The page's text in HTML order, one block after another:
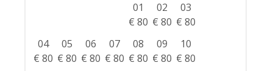
01
€ 80
02
€ 80
03
€ 80
04
€ 80
05
€ 80
06
€ 80
07
€ 80
08
€ 80
09
€ 80
10
€ 80